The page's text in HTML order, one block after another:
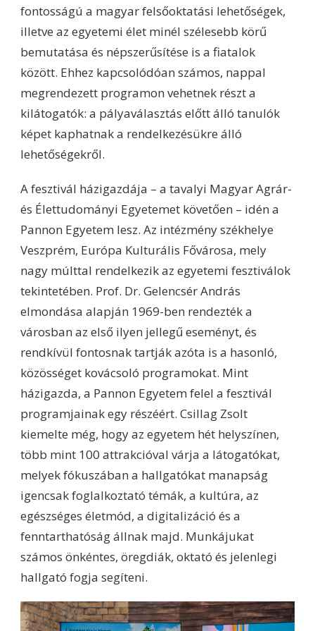
fontosságú a magyar felsőoktatási lehetőségek,
illetve az egyetemi élet minél szélesebb körű
bemutatása és népszerűsítése is a fiatalok
között. Ehhez kapcsolódóan számos, nappal
megrendezett programon vehetnek részt a
kilátogatók: a pályaválasztás előtt álló tanulók
képet kaphatnak a rendelkezésükre álló
lehetőségekről.
A fesztivál házigazdája – a tavalyi Magyar Agrár-
és Élettudományi Egyetemet követően – idén a
Pannon Egyetem lesz. Az intézmény székhelye
Veszprém, Európa Kulturális Fővárosa, mely
nagy múlttal rendelkezik az egyetemi fesztiválok
tekintetében. Prof. Dr. Gelencsér András
elmondása alapján 1969-ben rendezték a
városban az első ilyen jellegű eseményt, és
rendkívül fontosnak tartják azóta is a hasonló,
közösséget kovácsoló programokat. Mint
házigazda, a Pannon Egyetem felel a fesztivál
programjainak egy részéért. Csillag Zsolt
kiemelte még, hogy az egyetem hét helyszínen,
több mint 100 attrakcióval várja a látogatókat,
melyek fókuszában a hallgatókat manapság
igencsak foglalkoztató témák, a kultúra, az
egészséges életmód, a digitalizáció és a
fenntarthatóság állnak majd. Munkájukat
számos önkéntes, öregdiák, oktató és jelenlegi
hallgató fogja segíteni.